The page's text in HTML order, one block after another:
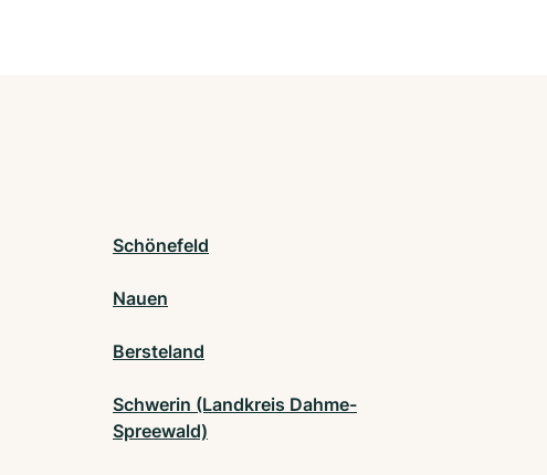
Schönefeld
Nauen
Bersteland
Schwerin (Landkreis Dahme-
Spreewald)